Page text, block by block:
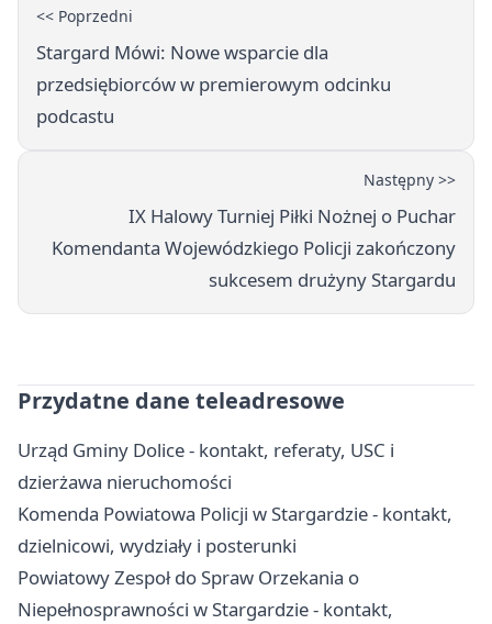
<< Poprzedni
Stargard Mówi: Nowe wsparcie dla
przedsiębiorców w premierowym odcinku
podcastu
Następny >>
IX Halowy Turniej Piłki Nożnej o Puchar
Komendanta Wojewódzkiego Policji zakończony
sukcesem drużyny Stargardu
Przydatne dane teleadresowe
Urząd Gminy Dolice - kontakt, referaty, USC i
dzierżawa nieruchomości
Komenda Powiatowa Policji w Stargardzie - kontakt,
dzielnicowi, wydziały i posterunki
Powiatowy Zespoł do Spraw Orzekania o
Niepełnosprawności w Stargardzie - kontakt,